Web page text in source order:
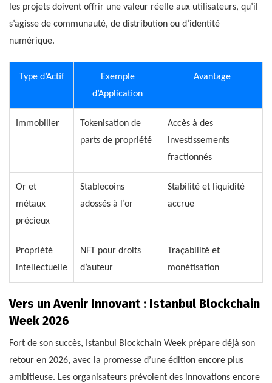
les projets doivent offrir une valeur réelle aux utilisateurs, qu’il
s’agisse de communauté, de distribution ou d’identité
numérique.
Type d’Actif
Exemple
d’Application
Avantage
Immobilier
Tokenisation de
parts de propriété
Accès à des
investissements
fractionnés
Or et
métaux
précieux
Stablecoins
adossés à l’or
Stabilité et liquidité
accrue
Propriété
intellectuelle
NFT pour droits
d’auteur
Traçabilité et
monétisation
Vers un Avenir Innovant : Istanbul Blockchain
Week 2026
Fort de son succès, Istanbul Blockchain Week prépare déjà son
retour en 2026, avec la promesse d’une édition encore plus
ambitieuse. Les organisateurs prévoient des innovations encore